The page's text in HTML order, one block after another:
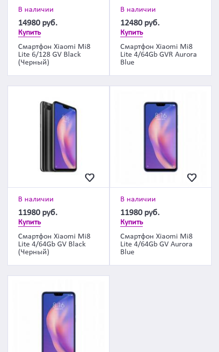
В наличии
14980 руб.
Купить
Смартфон Xiaomi Mi8
Lite 6/128 GV Black
(Черный)
В наличии
12480 руб.
Купить
Смартфон Xiaomi Mi8
Lite 4/64Gb GVR Aurora
Blue
В наличии
11980 руб.
Купить
Смартфон Xiaomi Mi8
Lite 4/64Gb GV Black
(Черный)
В наличии
11980 руб.
Купить
Смартфон Xiaomi Mi8
Lite 4/64Gb GV Aurora
Blue